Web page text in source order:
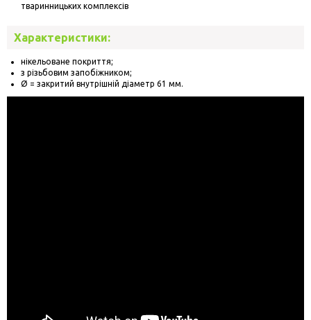
тваринницьких комплексів
Характеристики:
нікельоване покриття;
з різьбовим запобіжником;
Ø = закритий внутрішній діаметр 61 мм.